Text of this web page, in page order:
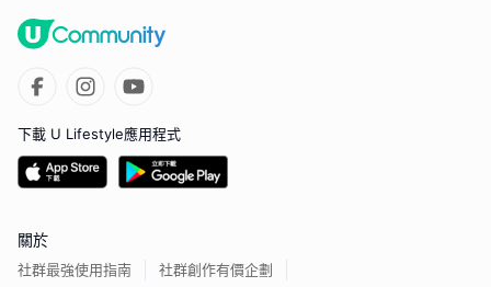
下載 U Lifestyle應用程式
關於
社群最強使用指南 社群創作有價企劃